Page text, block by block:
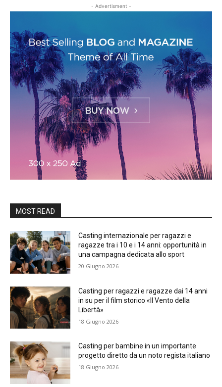
- Advertisment -
MOST READ
Casting internazionale per ragazzi e
ragazze tra i 10 e i 14 anni: opportunità in
una campagna dedicata allo sport
20 Giugno 2026
Casting per ragazzi e ragazze dai 14 anni
in su per il film storico «Il Vento della
Libertà»
18 Giugno 2026
Casting per bambine in un importante
progetto diretto da un noto regista italiano
18 Giugno 2026